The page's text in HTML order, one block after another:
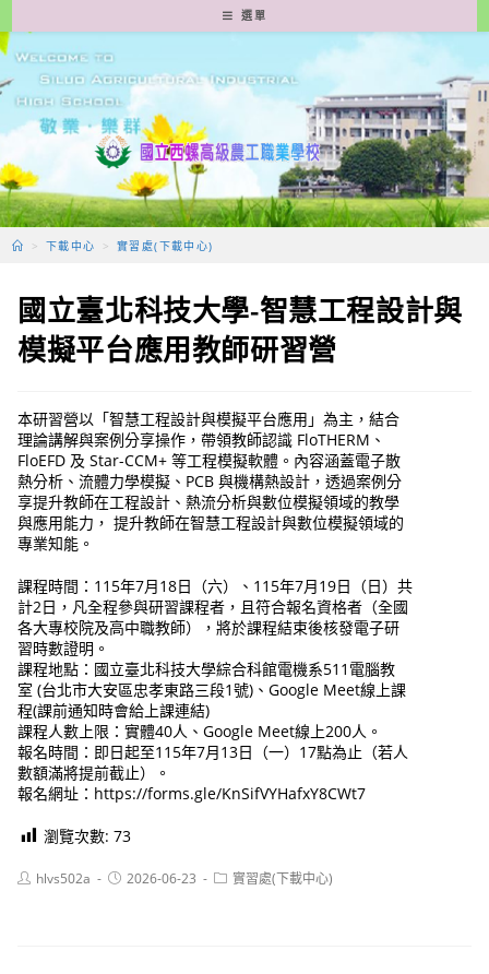
轉
至
要
容
選單
> 下載中心 > 實習處(下載中心)
國立臺北科技大學-智慧工程設計與
模擬平台應用教師研習營
本研習營以「智慧工程設計與模擬平台應用」為主，結合
理論講解與案例分享操作，帶領教師認識 FloTHERM、
FloEFD 及 Star-CCM+ 等工程模擬軟體。內容涵蓋電子散
熱分析、流體力學模擬、PCB 與機構熱設計，透過案例分
享提升教師在工程設計、熱流分析與數位模擬領域的教學
與應用能力， 提升教師在智慧工程設計與數位模擬領域的
專業知能。
課程時間：115年7月18日（六）、115年7月19日（日）共
計2日，凡全程參與研習課程者，且符合報名資格者（全國
各大專校院及高中職教師），將於課程結束後核發電子研
習時數證明。
課程地點：國立臺北科技大學綜合科館電機系511電腦教
室 (台北市大安區忠孝東路三段1號)、Google Meet線上課
程(課前通知時會給上課連結)
課程人數上限：實體40人、Google Meet線上200人。
報名時間：即日起至115年7月13日（一）17點為止（若人
數額滿將提前截止）。
報名網址：https://forms.gle/KnSifVYHafxY8CWt7
瀏覽次數: 73
Posthlvs502a
Post2026-06-23
Post實習處(下載中心)